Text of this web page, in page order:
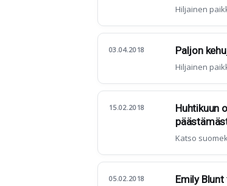
Hiljainen
03.04.2018 Paljon
Hiljainen
15.02.2018
Huhtikuun
Katso
05.02.2018
Emily